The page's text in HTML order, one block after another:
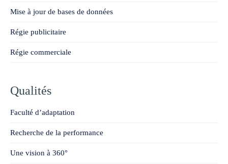
Mise à jour de bases de données
Régie publicitaire
Régie commerciale
Qualités
Faculté d’adaptation
Recherche de la performance
Une vision à 360°